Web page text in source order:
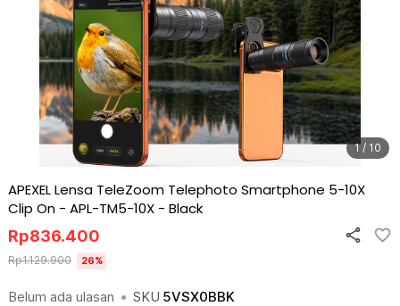
1 / 10
APEXEL Lensa TeleZoom Telephoto Smartphone 5-10X
Clip On - APL-TM5-10X - Black
Belum ada ulasan • SKU 5VSX0BBK
Rp836.400
Rp1.129.900 26%